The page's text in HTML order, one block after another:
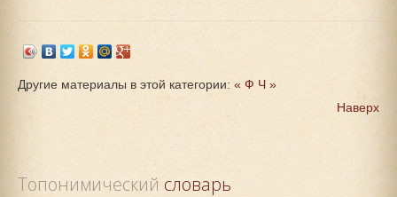
Другие материалы в этой категории: « Ф Ч »
Наверх
Топонимический словарь